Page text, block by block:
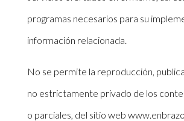
programas necesarios para su
información relacionada.
No se permite la reproducción,
no estrictamente privado de los
o parciales, del sitio web